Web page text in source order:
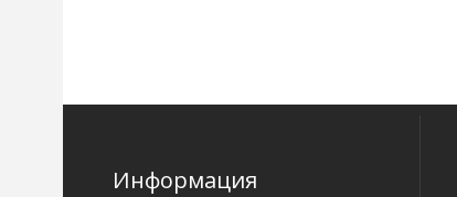
Информация